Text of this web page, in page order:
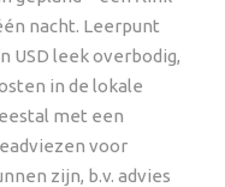
reisschema
nacht. Leerpunt
USD leek overbodig,
in de lokale
met een
voor
zijn, b.v. advies